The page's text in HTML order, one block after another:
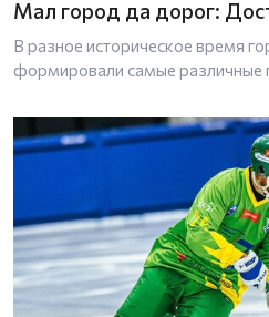
Мал город да дорог:
В разное историческое время
формировали самые различные